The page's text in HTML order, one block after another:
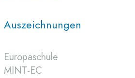
Auszeichnungen
Europaschule
MINT-EC